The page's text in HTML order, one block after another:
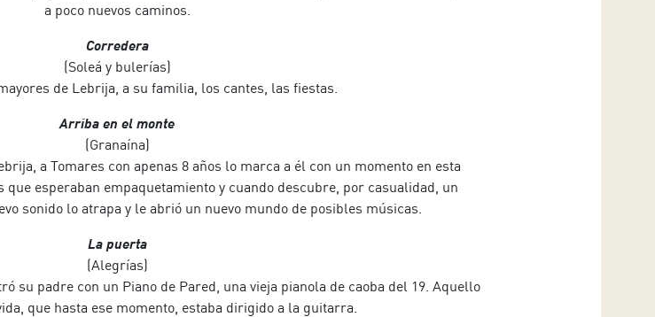
a poco nuevos caminos.
Corredera
(Soleá y bulerías)
de Lebrija, a su familia, los cantes, las fiestas.
Arriba en el monte
(Granaína)
a Tomares con apenas 8 años lo marca a él con un momento en esta
que esperaban empaquetamiento y cuando descubre, por casualidad, un
sonido lo atrapa y le abrió un nuevo mundo de posibles músicas.
La puerta
(Alegrías)
su padre con un Piano de Pared, una vieja pianola de caoba del 19. Aquello
que hasta ese momento, estaba dirigido a la guitarra.